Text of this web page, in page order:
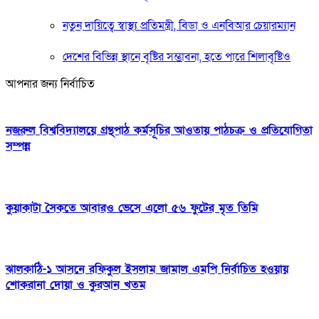
নতুন দায়িত্বে স্বাস্থ্য প্রতিমন্ত্রী, বিডা ও এনবিআর চেয়ারম্যান
দেশের বিভিন্ন স্থানে বৃষ্টির সম্ভাবনা, হতে পারে শিলাবৃষ্টিও
আপনার জন্য নির্বাচিত
নজরুল বিশ্ববিদ্যালয়ে গ্রন্থপাঠ কর্মসূচির আওতায় পাঠচক্র ও প্রতিযোগিতা
সম্পন্ন
কুয়াকাটা সৈকতে আবারও ভেসে এলো ৫৬ ফুটের মৃত তিমি
ঝালকাঠি-১ আসনে রফিকুল ইসলাম জামাল এমপি নির্বাচিত হওয়ায়
শোকরানা দোয়া ও কুরআন খতম